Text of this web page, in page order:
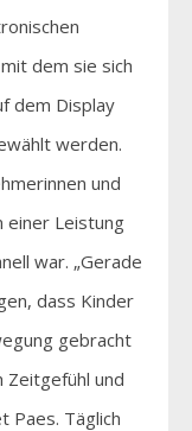
dem sie sich
dem Display
werden.
und
einer Leistung
war. „Gerade
dass Kinder
gebracht
Zeitgefühl und
Paes. Täglich